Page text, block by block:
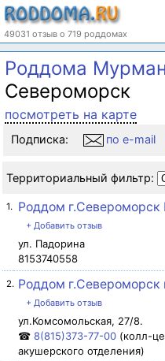
49031 отзыв о 719 роддомах
Роддома
Североморск
посмотреть на карте
Подписка: по e-mail
Территориальный фильтр:
1. Роддом
+ Добавить отзыв
ул. Падорина
8153740558
2. Роддом
+ Добавить отзыв
ул.Комсомольская, 27/8.
☎ 8(815)373-77-00 (колл-
акушерского отделения)